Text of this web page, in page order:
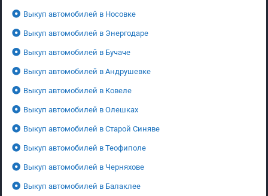
Выкуп автомобилей в Носовке
Выкуп автомобилей в Энергодаре
Выкуп автомобилей в Бучаче
Выкуп автомобилей в Андрушевке
Выкуп автомобилей в Ковеле
Выкуп автомобилей в Олешках
Выкуп автомобилей в Старой Синяве
Выкуп автомобилей в Теофиполе
Выкуп автомобилей в Черняхове
Выкуп автомобилей в Балаклее